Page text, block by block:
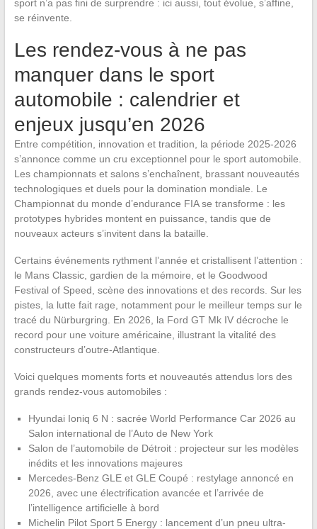
sport n’a pas fini de surprendre : ici aussi, tout évolue, s’affine,
se réinvente.
Les rendez-vous à ne pas
manquer dans le sport
automobile : calendrier et
enjeux jusqu’en 2026
Entre compétition, innovation et tradition, la période 2025-2026
s’annonce comme un cru exceptionnel pour le sport automobile.
Les championnats et salons s’enchaînent, brassant nouveautés
technologiques et duels pour la domination mondiale. Le
Championnat du monde d’endurance FIA se transforme : les
prototypes hybrides montent en puissance, tandis que de
nouveaux acteurs s’invitent dans la bataille.
Certains événements rythment l’année et cristallisent l’attention :
le Mans Classic, gardien de la mémoire, et le Goodwood
Festival of Speed, scène des innovations et des records. Sur les
pistes, la lutte fait rage, notamment pour le meilleur temps sur le
tracé du Nürburgring. En 2026, la Ford GT Mk IV décroche le
record pour une voiture américaine, illustrant la vitalité des
constructeurs d’outre-Atlantique.
Voici quelques moments forts et nouveautés attendus lors des
grands rendez-vous automobiles :
Hyundai Ioniq 6 N : sacrée World Performance Car 2026 au
Salon international de l’Auto de New York
Salon de l’automobile de Détroit : projecteur sur les modèles
inédits et les innovations majeures
Mercedes-Benz GLE et GLE Coupé : restylage annoncé en
2026, avec une électrification avancée et l’arrivée de
l’intelligence artificielle à bord
Michelin Pilot Sport 5 Energy : lancement d’un pneu ultra-